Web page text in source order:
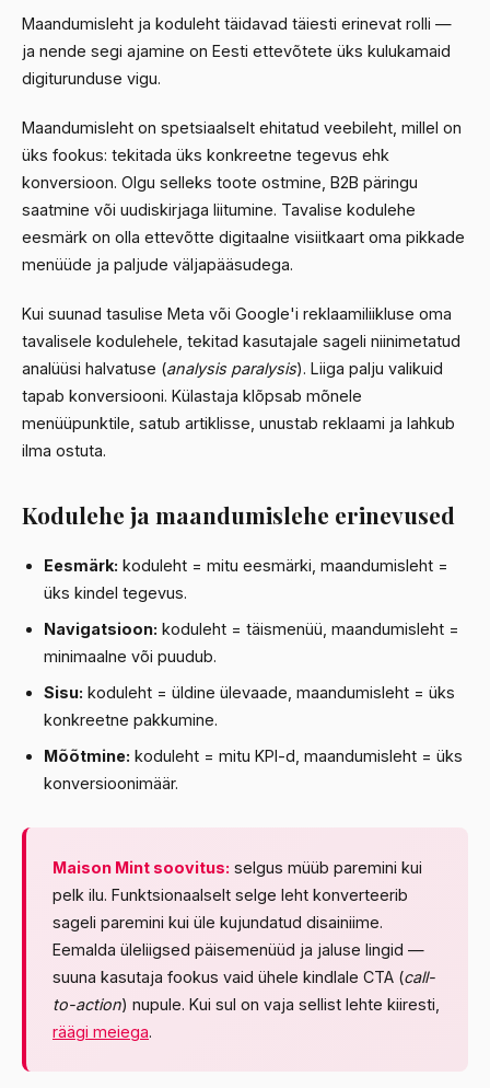
Maandumisleht ja koduleht täidavad täiesti erinevat rolli —
ja nende segi ajamine on Eesti ettevõtete üks kulukamaid
digiturunduse vigu.
Maandumisleht on spetsiaalselt ehitatud veebileht, millel on
üks fookus: tekitada üks konkreetne tegevus ehk
konversioon. Olgu selleks toote ostmine, B2B päringu
saatmine või uudiskirjaga liitumine. Tavalise kodulehe
eesmärk on olla ettevõtte digitaalne visiitkaart oma pikkade
menüüde ja paljude väljapääsudega.
Kui suunad tasulise Meta või Google'i reklaamiliikluse oma
tavalisele kodulehele, tekitad kasutajale sageli niinimetatud
analüüsi halvatuse (analysis paralysis). Liiga palju valikuid
tapab konversiooni. Külastaja klõpsab mõnele
menüüpunktile, satub artiklisse, unustab reklaami ja lahkub
ilma ostuta.
Kodulehe ja maandumislehe erinevused
Eesmärk: koduleht = mitu eesmärki, maandumisleht =
üks kindel tegevus.
Navigatsioon: koduleht = täismenüü, maandumisleht =
minimaalne või puudub.
Sisu: koduleht = üldine ülevaade, maandumisleht = üks
konkreetne pakkumine.
Mõõtmine: koduleht = mitu KPI-d, maandumisleht = üks
konversioonimäär.
Maison Mint soovitus: selgus müüb paremini kui
pelk ilu. Funktsionaalselt selge leht konverteerib
sageli paremini kui üle kujundatud disainiime.
Eemalda üleliigsed päisemenüüd ja jaluse lingid —
suuna kasutaja fookus vaid ühele kindlale CTA (call-
to-action) nupule. Kui sul on vaja sellist lehte kiiresti,
räägi meiega.